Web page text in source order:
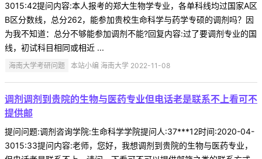
3015:42提问内容:本人报考的郑大生物学专业，各单科线均过国家A区
B区分数线，总分262，能参加贵校生命科学与药学专硕的调剂吗？因
为我不知道：总分不够能参加调剂不能?回复内容:过了要调剂专业的国
线，初试科目相同或相近 ...
海南大学考研问题 本站小编 海南大学 2022-11-08
调剂调剂到贵院的生物与医药专业但电话老是联系不上看可不
提供邮
提问问题:调剂咨询学院:生命科学学院提问人:37***12时间:2020-04-
3015:33提问内容:老师，您好，我想调剂到贵院的生物与医药专业，